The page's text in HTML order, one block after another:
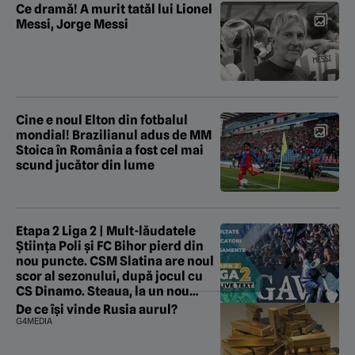
Ce dramă! A murit tatăl lui Lionel
Messi, Jorge Messi
Cine e noul Elton din fotbalul
mondial! Brazilianul adus de MM
Stoica în România a fost cel mai
scund jucător din lume
Etapa 2 Liga 2 | Mult-lăudatele
Știința Poli și FC Bihor pierd din
nou puncte. CSM Slatina are noul
scor al sezonului, după jocul cu
CS Dinamo. Steaua, la un nou
rezultat rușinos în Ghencea
De ce își vinde Rusia aurul?
G4MEDIA